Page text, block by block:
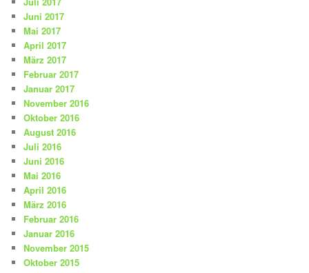
Juni 2017
Mai 2017
April 2017
März 2017
Februar 2017
Januar 2017
November 2016
Oktober 2016
August 2016
Juli 2016
Juni 2016
Mai 2016
April 2016
März 2016
Februar 2016
Januar 2016
November 2015
Oktober 2015